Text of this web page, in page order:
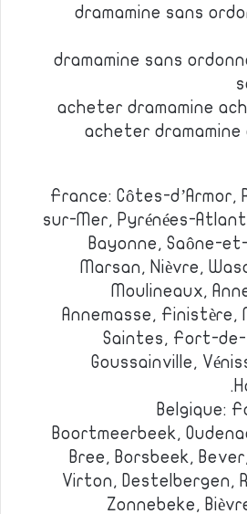
dramamine sans
dramamine sans
acheter dramamine
acheter dramamine
France: Côtes-d’Armor,
sur-Mer, Pyrénées-
Bayonne, Saône-
Marsan, Nièvre,
Moulineaux,
Annemasse, Finistère,
Saintes, Fort-
Goussainville,
Belgique:
Boortmeerbeek,
Bree, Borsbeek,
Virton, Destelbergen,
Zonnebeke,